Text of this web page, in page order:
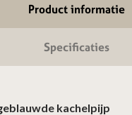
Product informatie
Specificaties
kachelpijp